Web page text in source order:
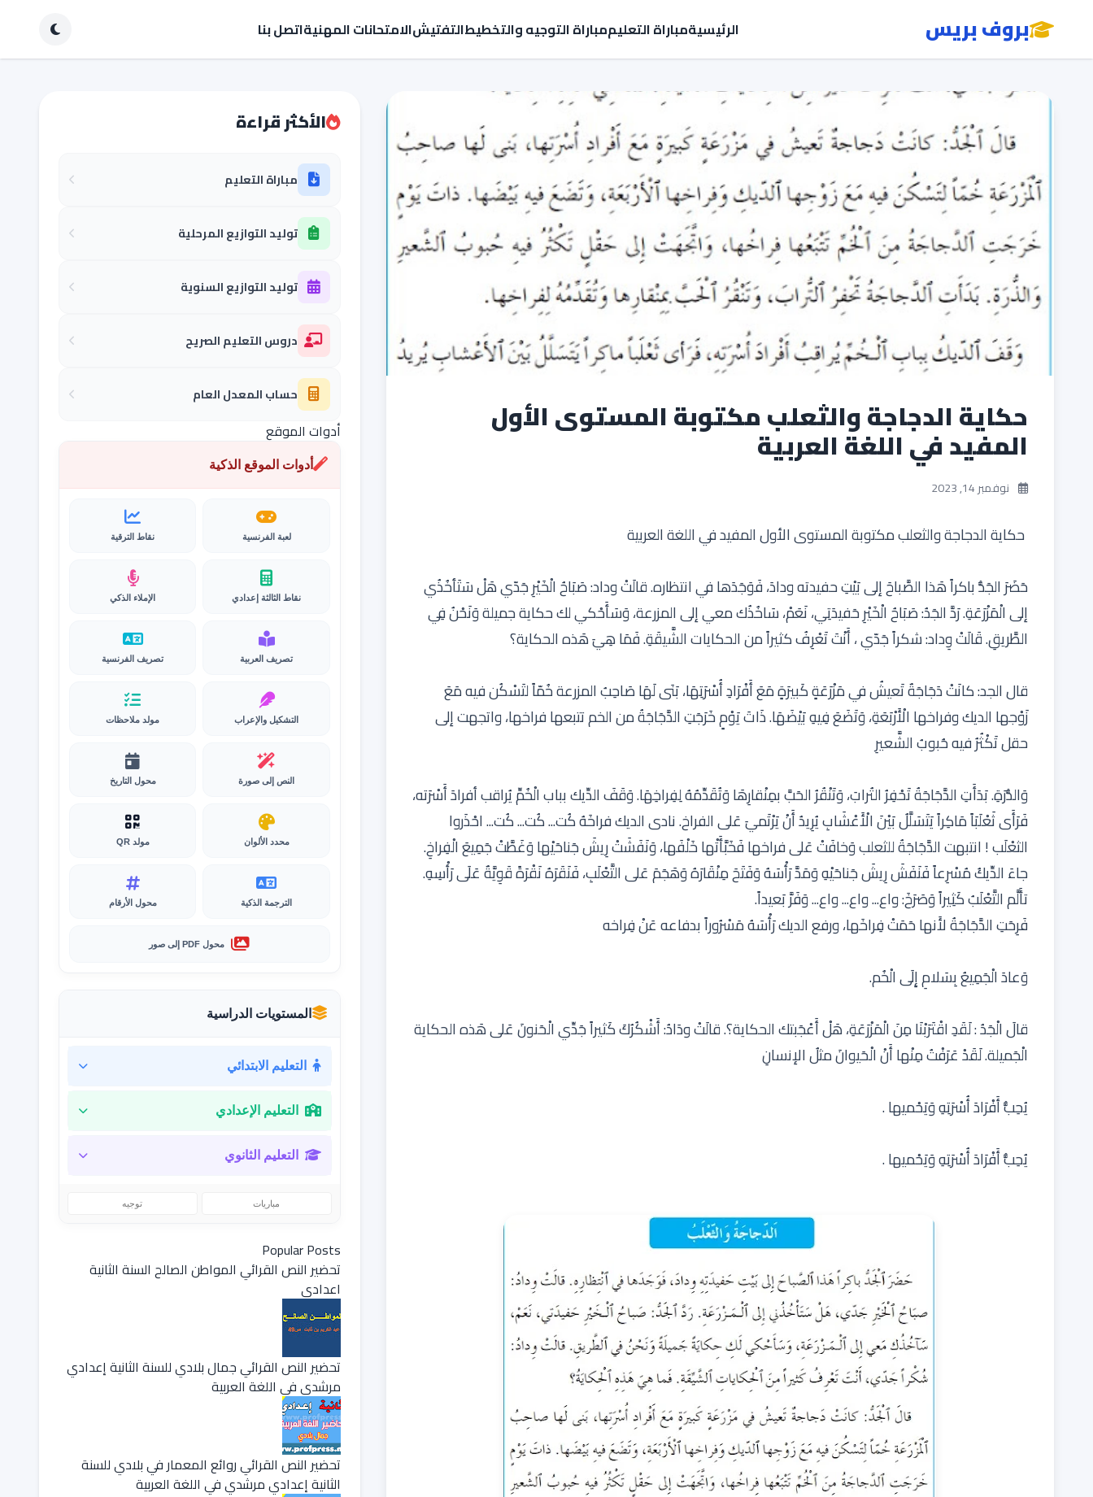
بروف بريس الرئيسيةمباراة التعليممباراة التوجيه والتخطيطالتفتيشالامتحانات المهنيةاتصل بنا
حكاية الدجاجة والثعلب مكتوبة المستوى الأول
المفيد في اللغة العربية
نوفمبر 14, 2023
حكاية الدجاجة والثعلب مكتوبة المستوى الأول المفيد في اللغة العربية
حَضَرَ الجَدُّ باكراً هَذا الصَّباحَ إلى بَيْتِ حفيدته ودادَ، فَوَجَدَها في انتظاره. قالَتْ وداد: صَبَاحُ الْخَيْرِ جَدّي هَلْ سَتَأخُذُي
إلى الْمَزْرَعَةِ. رَدَّ الجَدُ: صَبَاحُ الْخَيْرِ حَفيدَتِي، نَعَمْ، سَاخُذُك معي إلى المزرعة، وَسَأَحْكي لك حكاية جميلة وَنَحْنُ فِي
الطَّريقِ. قَالَتْ وِداد: شكراً جَدّي ، أَنْتَ تَعْرِفُ كثيراً من الحكايات الشَّيقَةِ. فَمَا هِيَ هَذه الحكاية؟
قال الجد: كانَتْ دَجَاجَةٌ تَعيشُ في مَزْرَعَةٍ كَبيرَةٍ مَعَ أَفْرَادِ أُسْرَتِهَا، بَنَى لَهَا صَاحِبُ المزرعة خُمّاً لتَسْكُن فيه مَعَ
زَوْجها الديك وفراخها الْأَرْبَعَةِ، وَتَضَعَ فِيهِ بَيْضَهَا. ذَاتَ يَوْمٍ خَرَجَتِ الدَّجَاجَةُ من الخم تتبعها فراخها، واتجهت إلى
حقل تَكْثُرُ فيه حُبوبُ الشَّعيرِ
وَالذُّرَةِ. بَدَأَتِ الدَّجَاجَةُ تَحْفِرُ التُرابَ، وَتَنْقُرُ الحَبَّ بمِنْقارِهَا وَتُقَدِّمُهُ لِفِراخِهَا. وَقَفَ الدِّيك بباب الْخُمِّ يُراقب أفرادَ أَسْرَته،
فَرَأَى ثَعْلَبَاً مَاكِراً يَتَسَلَّلُ بَيْنَ الْأَعْشَابِ يُرِيدُ أَنْ يَرْتَميَ عَلى الفراخ. نادى الديك فراخَهُ كُت... كُت... كُت... احْذَروا
الثعْلَب ! انتبهت الدَّجَاجَةُ للثعلب وَخافَتْ عَلى فراخها فَخَبَّأَتْها خَلْفَها، وَنَفَشَتْ رِيشَ جَناحَيْها وَغَطَّتْ جَمِيعَ الْفِراخِ.
جاءَ الدِّيكُ مُسْرِعاً فَنَفَشَ رِيشَ جَناحَيْهِ وَمَدَّ رَأْسَهُ وَفَتَحَ مِنْقَارَهُ وَهَجَمَ عَلى التَّعْلَبِ، فَنَقَرَهُ نَقْرَةً قَوِيَّةٌ عَلَى رَأْسِهِ.
تأَلَّم التَّعْلَبُ كَثِيراً وَصَرَخَ: واع... واع... واع... وَفَرَّ بَعيداً.
فَرِحَتِ الدَّجَاجَةُ لأَنها حَمَتْ فِراخَها، ورفع الديك رَأْسَهُ مَسْرُوراً بدفاعه عَنْ فِراخه
وَعادَ الْجَمِيعُ بِسَلامِ إِلَى الْخُم.
قالَ الْجَدُ : لَقَدِ اقْتَرَبْنَا مِنَ الْمَزْرَعَةِ، هَلْ أَعْجَبتك الحكاية؟. قالَتْ ودَادُ: أَشْكُرُكَ كَثيراً جَدِّي الْحَنونَ عَلى هَذه الحكاية
الْجَميلة. لَقَدْ عَرَفْتُ مِنْها أَنْ الْحَيوانَ مثلُ الإنسانِ
يُحِبُّ أَفْرَادَ أُسْرَتِهِ وَيَحْميها .
يُحِبُّ أَفْرَادَ أُسْرَتِهِ وَيَحْميها .
الأكثر قراءة
مباراة التعليم
توليد التوازيع المرحلية
توليد التوازيع السنوية
دروس التعليم الصريح
حساب المعدل العام
أدوات الموقع
أدوات الموقع الذكية
لعبة الفرنسية نقاط الترقية
نقاط الثالثة إعدادي الإملاء الذكي
تصريف العربية تصريف الفرنسية
التشكيل والإعراب مولد ملاحظات
النص إلى صورة محول التاريخ
محدد الألوان مولد QR
الترجمة الذكية محول الأرقام
محول PDF إلى صور
المستويات الدراسية
التعليم الابتدائي
التعليم الإعدادي
التعليم الثانوي
مباريات توجيه
Popular Posts
تحضير النص القرائي المواطن الصالح السنة الثانية
اعدادي
تحضير النص القرائي جمال بلادي للسنة الثانية إعدادي
مرشدي في اللغة العربية
تحضير النص القرائي روائع المعمار في بلادي للسنة
الثانية إعدادي مرشدي في اللغة العربية